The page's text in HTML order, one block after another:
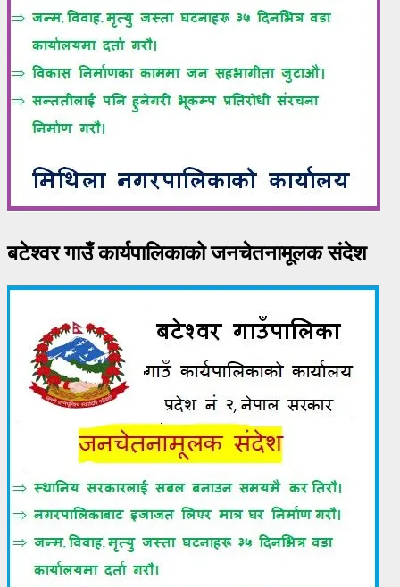
बटेश्वर गाउँ कार्यपालिकाको जनचेतनामूलक संदेश